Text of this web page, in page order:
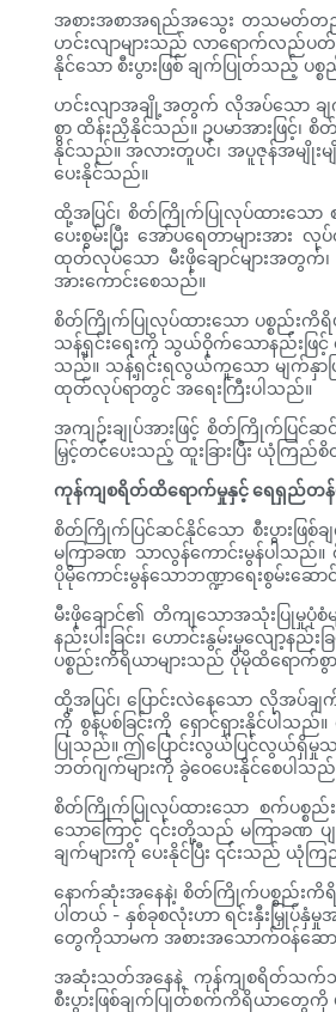
အစားအစာအရည်အသွေး တသမတ်တည်း
ဟင်းလျာများသည် လာရောက်လည်ပတ်
နိုင်သော စီးပွားဖြစ် ချက်ပြုတ်သည့်
ဟင်းလျာအချို့အတွက် လိုအပ်သော ချက်ပ
စွာ ထိန်းညှိနိုင်သည်။ ဥပမာအားဖြင့်၊ စိ
နိုင်သည်။ အလားတူပင်၊ အပူဇုန်အမျိုးမ
ပေးနိုင်သည်။
ထို့အပြင်၊ စိတ်ကြိုက်ပြုလုပ်ထားသော စ
ပေးစွမ်းပြီး အော်ပရေတာများအာ
ထုတ်လုပ်သော မီးဖိုချောင်များအ
အားကောင်းစေသည်။
စိတ်ကြိုက်ပြုလုပ်ထားသော ပစ္စည်းကိရိ
သန့်ရှင်းရေးကို သွယ်ဝိုက်သောနည်းဖြ
သည်။ သန့်ရှင်းရလွယ်ကူသော မျက်နှာပ
ထုတ်လုပ်ရာတွင် အရေးကြီးပါသည်။
အကျဉ်းချုပ်အားဖြင့် စိတ်ကြိုက်ပြင်ဆ
မြှင့်တင်ပေးသည့် ထူးခြားပြီး ယုံကြ
ကုန်ကျစရိတ်ထိရောက်မှုနှင့် ရေရှည်တန်
စိတ်ကြိုက်ပြင်ဆင်နိုင်သော စီးပွားဖြ
မကြာခဏ သာလွန်ကောင်းမွန်ပါသည်။
ပိုမိုကောင်းမွန်သောဘဏ္ဍာရေးစွမ်း
မီးဖိုချောင်၏ တိကျသောအသုံးပြုမှုပုံ
နည်းပါးခြင်း၊ ဟောင်းနွမ်းမှုလျေ
ပစ္စည်းကိရိယာများသည် ပိုမိုထိရောက်စွ
ထို့အပြင်၊ ပြောင်းလဲနေသော လိုအပ်ချ
ကို စွန့်ပစ်ခြင်းကို ရှောင်ရှားနိုင်ပါသ
ပြုသည်။ ဤပြောင်းလွယ်ပြင်လွယ်ရှိမှုသ
ဘတ်ဂျက်များကို ခွဲဝေပေးနိုင်စေပါသည်
စိတ်ကြိုက်ပြုလုပ်ထားသော စက်ပစ္စည်း
သောကြောင့် ၎င်းတို့သည် မကြာခဏ
ချက်များကို ပေးနိုင်ပြီး ၎င်းသည် ယုံ
နောက်ဆုံးအနေနဲ့၊ စိတ်ကြိုက်ပစ္စည်းကိ
ပါတယ် - နှစ်ခုစလုံးဟာ ရင်းနှီးမြှုပ်
တွေကိုသာမက အစားအသောက်ဝန်ဆော
အဆုံးသတ်အနေနဲ့ ကုန်ကျစရိတ်သက်သ
စီးပွားဖြစ်ချက်ပြုတ်စက်ကိရိယာတွေကို